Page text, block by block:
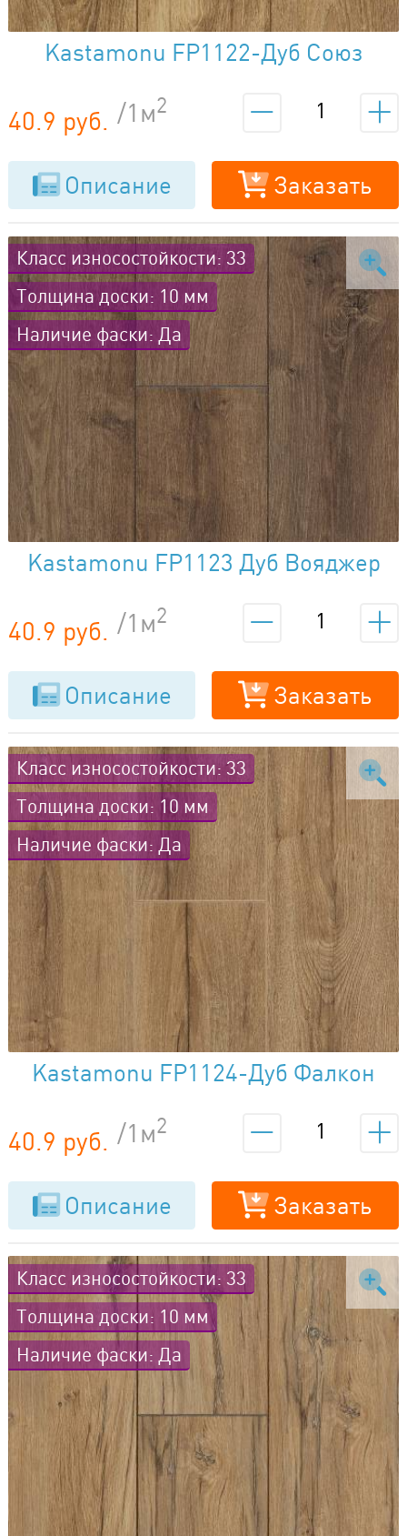
Kastamonu FP1122-Дуб Союз
40.9 руб. /1м2
Описание Заказать
Класс износостойкости: 33
Толщина доски: 10 мм
Наличие фаски: Да
Kastamonu FP1123 Дуб Вояджер
40.9 руб. /1м2
Описание Заказать
Класс износостойкости: 33
Толщина доски: 10 мм
Наличие фаски: Да
Kastamonu FP1124-Дуб Фалкон
40.9 руб. /1м2
Описание Заказать
Класс износостойкости: 33
Толщина доски: 10 мм
Наличие фаски: Да